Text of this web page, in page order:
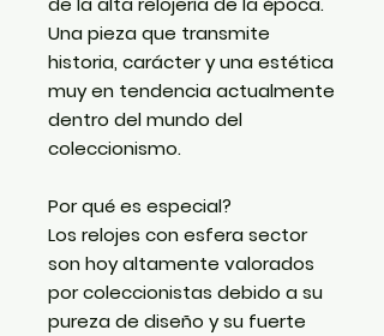
Una pieza que transmite
historia, carácter y una estética
muy en tendencia actualmente
dentro del mundo del
coleccionismo.
Por qué es especial?
Los relojes con esfera sector
son hoy altamente valorados
por coleccionistas debido a su
pureza de diseño y su fuerte